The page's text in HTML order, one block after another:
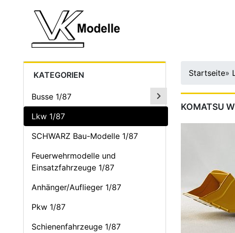
KATEGORIEN
Busse 1/87
Lkw 1/87
SCHWARZ Bau-Modelle 1/87
Feuerwehrmodelle und
Einsatzfahrzeuge 1/87
Anhänger/Auflieger 1/87
Pkw 1/87
Schienenfahrzeuge 1/87
Startseite»
KOMATSU